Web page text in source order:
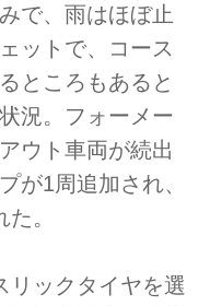
で、雨はほぼ止
ットで、コース
ところもあると
況。フォーメー
ウト車両が続出
が1周追加され、
。
リックタイヤを選